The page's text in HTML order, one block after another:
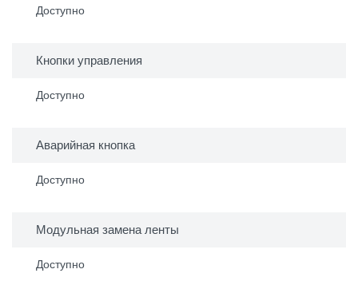
Доступно
Кнопки управления
Доступно
Аварийная кнопка
Доступно
Модульная замена ленты
Доступно